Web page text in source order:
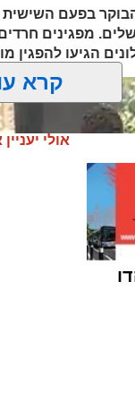
שורה ארוכה של
ועדכוני
להגיב?
האדום
בפעם
מפגינים
הגיעו
קרא
אולי